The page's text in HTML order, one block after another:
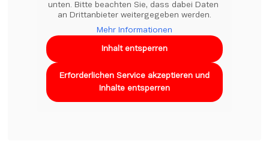
unten. Bitte beachten Sie, dass dabei Daten
an Drittanbieter weitergegeben werden.
Mehr Informationen
Inhalt entsperren
Erforderlichen Service akzeptieren und
Inhalte entsperren